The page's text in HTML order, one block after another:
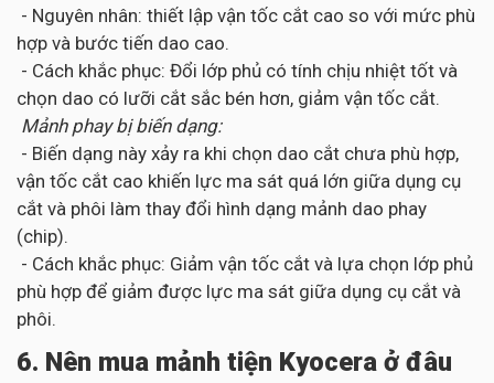
- Nguyên nhân: thiết lập vận tốc cắt cao so với mức phù
hợp và bước tiến dao cao.
- Cách khắc phục: Đổi lớp phủ có tính chịu nhiệt tốt và
chọn dao có lưỡi cắt sắc bén hơn, giảm vận tốc cắt.
Mảnh phay bị biến dạng:
- Biến dạng này xảy ra khi chọn dao cắt chưa phù hợp,
vận tốc cắt cao khiến lực ma sát quá lớn giữa dụng cụ
cắt và phôi làm thay đổi hình dạng mảnh dao phay
(chip).
- Cách khắc phục: Giảm vận tốc cắt và lựa chọn lớp phủ
phù hợp để giảm được lực ma sát giữa dụng cụ cắt và
phôi.
6. Nên mua mảnh tiện Kyocera ở đâu